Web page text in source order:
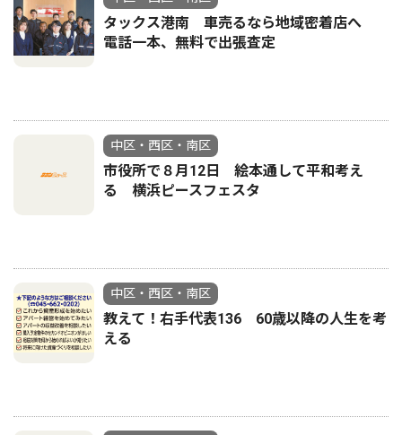
タックス港南 車売るなら地域密着店へ
電話一本、無料で出張査定
中区・西区・南区
市役所で８月12日 絵本通して平和考え
る 横浜ピースフェスタ
中区・西区・南区
教えて！右手代表136 60歳以降の人生を考
える